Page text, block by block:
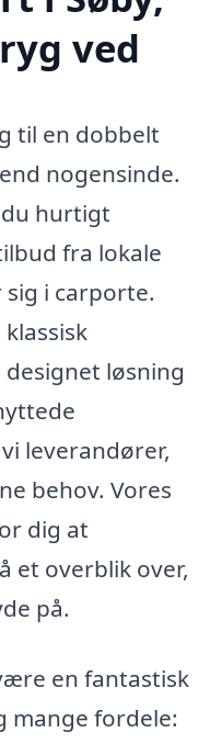
ved
til en dobbelt
nogensinde.
hurtigt
fra lokale
i carporte.
løsning
leverandører,
behov. Vores
dig at
et overblik over,
på.
en fantastisk
mange fordele: